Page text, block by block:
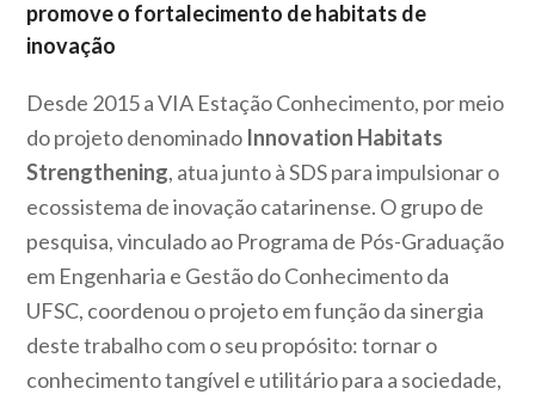
promove o fortalecimento de habitats de
inovação
Desde 2015 a VIA Estação Conhecimento, por meio
do projeto denominado Innovation Habitats
Strengthening, atua junto à SDS para impulsionar o
ecossistema de inovação catarinense. O grupo de
pesquisa, vinculado ao Programa de Pós-Graduação
em Engenharia e Gestão do Conhecimento da
UFSC, coordenou o projeto em função da sinergia
deste trabalho com o seu propósito: tornar o
conhecimento tangível e utilitário para a sociedade,